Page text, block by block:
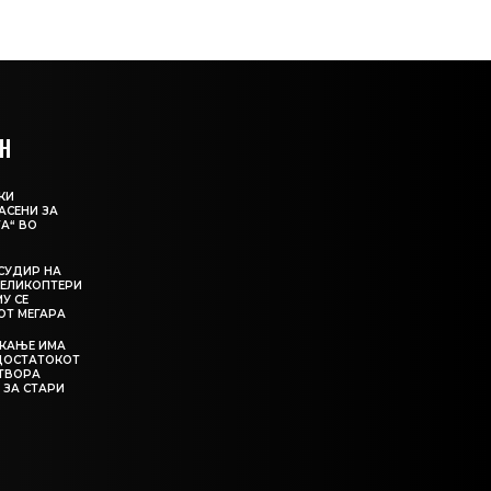
ЗА
ВО
НА
СЕ
МЕГАРА
ИМА
СТАРИ